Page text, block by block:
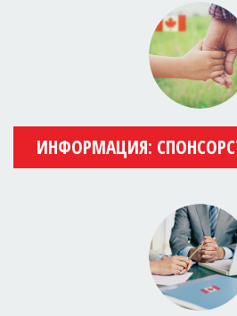
ИНФОРМАЦИЯ: